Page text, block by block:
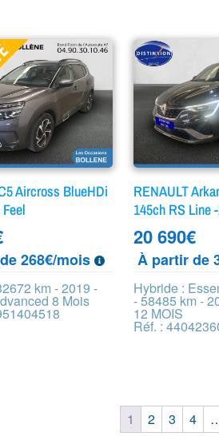
Aircross BlueHDi
268€/mois
km - 2019 -
8 Mois
RENAULT
145ch RS Line
20 690€
À partir de
Hybride :
- 58485 km -
12 MOIS
Réf. :
1 2 3 4